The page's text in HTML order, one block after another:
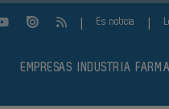
| Es noticia |
EMPRESAS INDUSTRIA